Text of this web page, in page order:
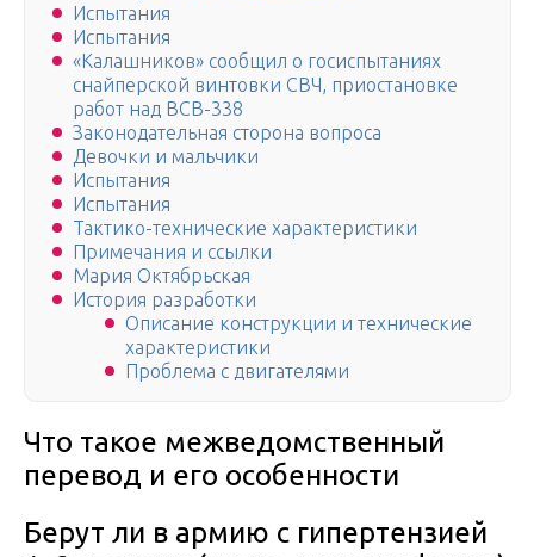
Испытания
Испытания
«Калашников» сообщил о госиспытаниях
снайперской винтовки СВЧ, приостановке
работ над ВСВ-338
Законодательная сторона вопроса
Девочки и мальчики
Испытания
Испытания
Тактико-технические характеристики
Примечания и ссылки
Мария Октябрьская
История разработки
Описание конструкции и технические
характеристики
Проблема с двигателями
Что такое межведомственный
перевод и его особенности
Берут ли в армию с гипертензией